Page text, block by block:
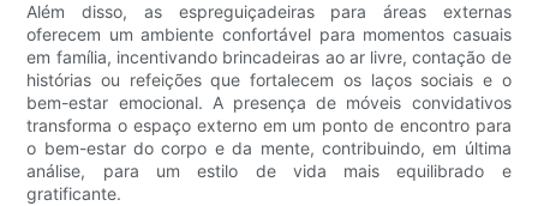
Além disso, as espreguiçadeiras para áreas externas
oferecem um ambiente confortável para momentos casuais
em família, incentivando brincadeiras ao ar livre, contação de
histórias ou refeições que fortalecem os laços sociais e o
bem-estar emocional. A presença de móveis convidativos
transforma o espaço externo em um ponto de encontro para
o bem-estar do corpo e da mente, contribuindo, em última
análise, para um estilo de vida mais equilibrado e
gratificante.